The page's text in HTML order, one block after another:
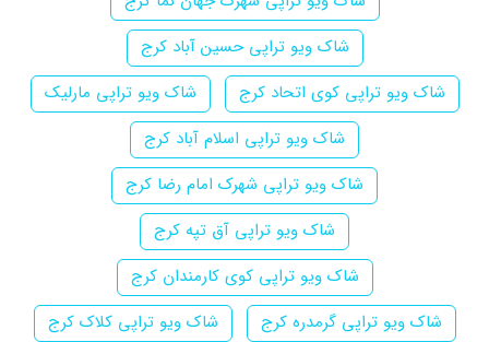
شاک ویو تراپی حسین آباد کرج
شاک ویو تراپی کوی اتحاد کرج
شاک ویو تراپی مارلیک
شاک ویو تراپی اسلام آباد کرج
شاک ویو تراپی شهرک امام رضا کرج
شاک ویو تراپی آق تپه کرج
شاک ویو تراپی کوی کارمندان کرج
شاک ویو تراپی گرمدره کرج
شاک ویو تراپی کلاک کرج